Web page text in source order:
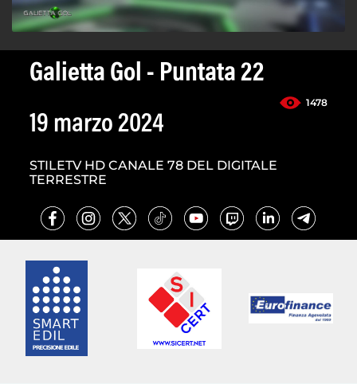
Galietta Gol - Puntata 22
1478
19 marzo 2024
STILETV HD CANALE 78 DEL DIGITALE
TERRESTRE